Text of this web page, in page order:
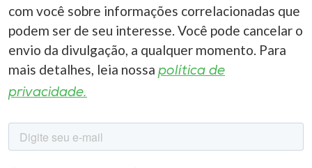
com você sobre informações correlacionadas que
podem ser de seu interesse. Você pode cancelar o
envio da divulgação, a qualquer momento. Para
mais detalhes, leia nossa política de
privacidade.